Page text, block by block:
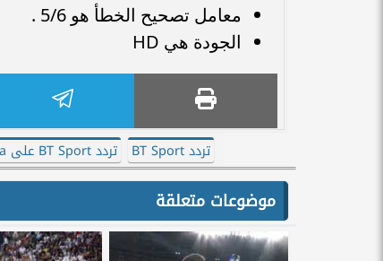
معامل تصحيح الخطأ هو 5/6 .
الجودة هي HD
تردد BT Sport تردد BT Sport على Astra
موضوعات متعلقة